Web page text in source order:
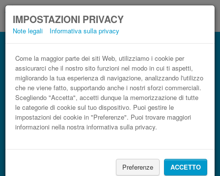
IMPOSTAZIONI PRIVACY
Note legali Informativa sulla privacy
Come la maggior parte dei siti Web, utilizziamo i cookie per
assicurarci che il nostro sito funzioni nel modo in cui ti aspetti,
migliorando la tua esperienza di navigazione, analizzando l'utilizzo
che ne viene fatto, supportando anche i nostri sforzi commerciali.
Scegliendo "Accetta", accetti dunque la memorizzazione di tutte
le categorie di cookie sul tuo dispositivo. Puoi gestire le
impostazioni dei cookie in "Preferenze". Puoi trovare maggiori
informazioni nella nostra informativa sulla privacy.
Preferenze ACCETTO
Autobus Aeroporto di Beauvais Tillé
(BVA) Creil low cost
Prenota il biglietto del pullman più economico
CERCA LE CORSE